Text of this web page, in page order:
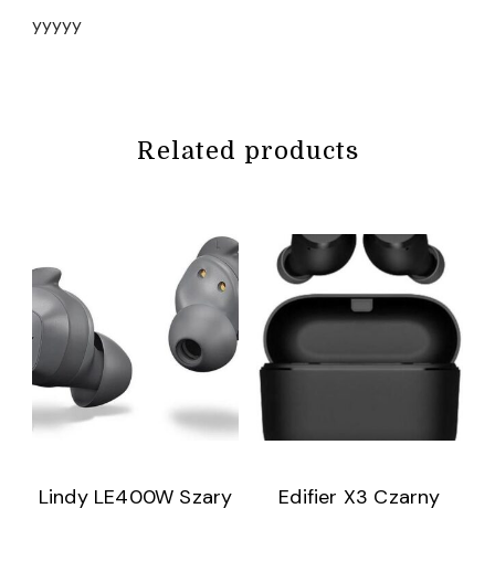
yyyyy
Related products
Lindy LE400W Szary Edifier X3 Czarny